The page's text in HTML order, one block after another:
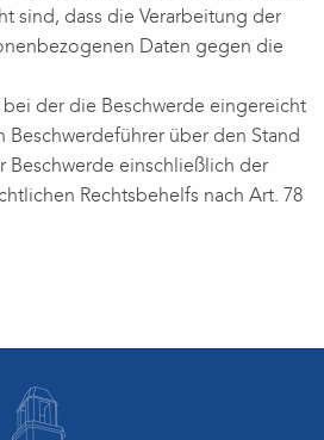
sind, dass die Verarbeitung der
Daten gegen die
der die Beschwerde eingereicht
Beschwerdeführer über den Stand
Beschwerde einschließlich der
Rechtsbehelfs nach Art. 78